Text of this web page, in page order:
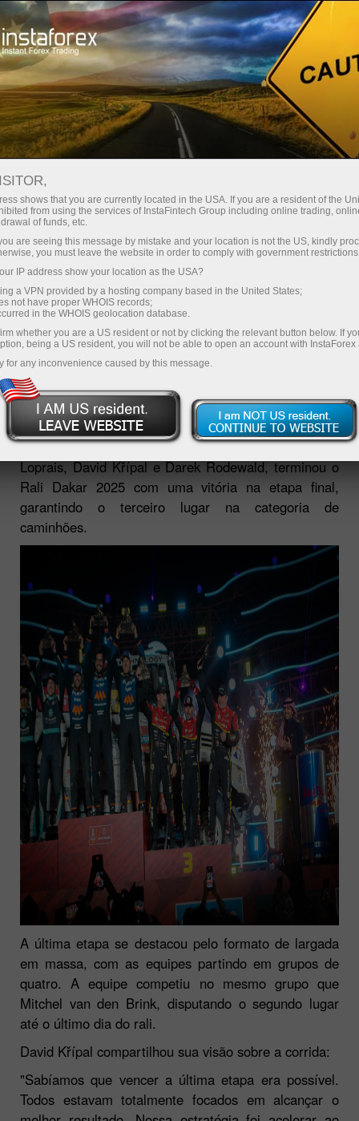
Sobre a InstaForex Notícias da Empresa
EQUIPE LOPRAIS FICA EM
TERCEIRO LUGAR NO
DAKAR 2025
04.02.2025 01:55 PM
A InstaTrade Loprais Team De Rooy FPT, com Aleš
Loprais, David Křípal e Darek Rodewald, terminou o
Rali Dakar 2025 com uma vitória na etapa final,
garantindo o terceiro lugar na categoria de
caminhões.
A última etapa se destacou pelo formato de largada
em massa, com as equipes partindo em grupos de
quatro. A equipe competiu no mesmo grupo que
Mitchel van den Brink, disputando o segundo lugar
até o último dia do rali.
David Křípal compartilhou sua visão sobre a corrida:
"Sabíamos que vencer a última etapa era possível.
Todos estavam totalmente focados em alcançar o
shows that you are currently located in the USA. If you are a resident of the
from using the services of InstaFintech Group including online trading,
of funds, etc.
are seeing this message by mistake and your location is not the US, kindly
you must leave the website in order to comply with government
IP address show your location as the USA?
a VPN provided by a hosting company based in the United States;
not have proper WHOIS records;
in the WHOIS geolocation database.
whether you are a US resident or not by clicking the relevant button below. If
being a US resident, you will not be able to open an account with InstaForex
for any inconvenience caused by this message.